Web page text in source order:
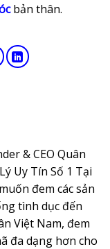
bản thân.
& CEO Quân
Uy Tín Số 1 Tại
đem các sản
tình dục đến
Việt Nam, đem
đa dạng hơn cho